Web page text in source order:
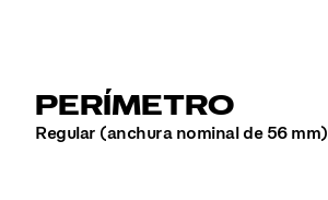
PERÍMETRO
Regular (anchura nominal de 56 mm)